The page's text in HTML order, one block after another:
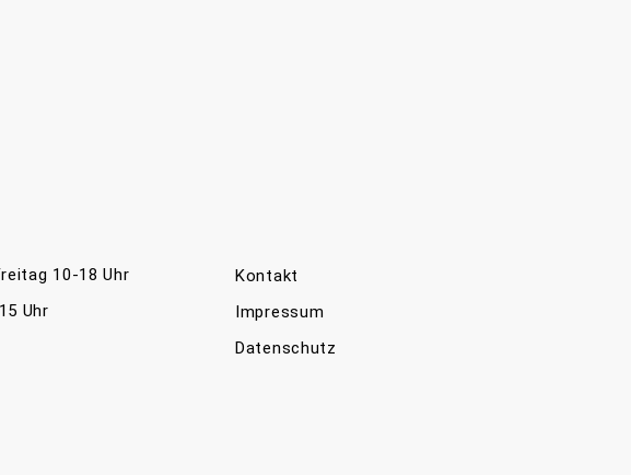
10-18 Uhr
Uhr
Kontakt
Impressum
Datenschutz